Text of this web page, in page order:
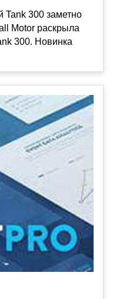
Tank 300 заметно
Motor раскрыла
300. Новинка